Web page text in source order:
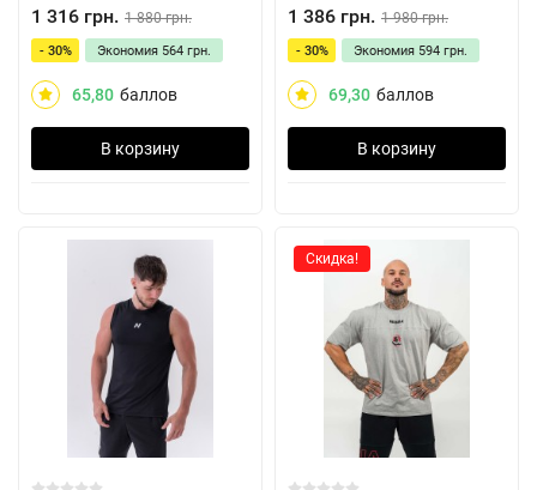
1 316 грн. 1 880 грн.
- 30% Экономия 564 грн.
65,80 баллов
В корзину
1 386 грн. 1 980 грн.
- 30% Экономия 594 грн.
69,30 баллов
В корзину
Скидка!